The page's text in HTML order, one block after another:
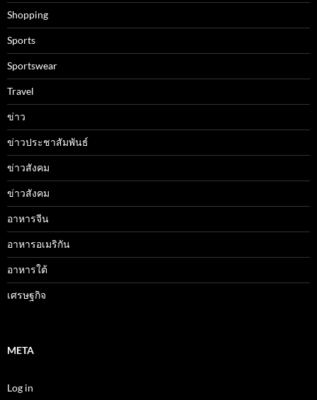
Shopping
Sports
Sportswear
Travel
ข่าว
ข่าวประชาสัมพันธ์
ข่าวสังคม
ข่าวสังคม
อาหารจีน
อาหารอเมริกัน
อาหารใต้
เศรษฐกิจ
META
Log in